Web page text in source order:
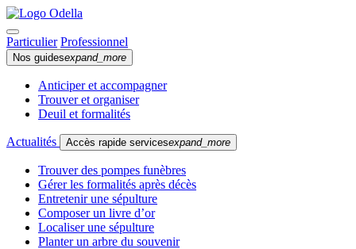
Particulier Professionnel
Nos guidesexpand_more
Anticiper et accompagner
Trouver et organiser
Deuil et formalités
Actualités Accès rapide servicesexpand_more
Trouver des pompes funèbres
Gérer les formalités après décès
Entretenir une sépulture
Composer un livre d’or
Localiser une sépulture
Planter un arbre du souvenir